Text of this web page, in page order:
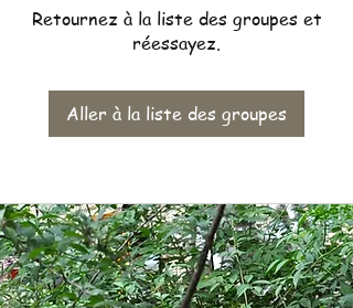
Retournez à la liste des groupes et
réessayez.
Aller à la liste des groupes